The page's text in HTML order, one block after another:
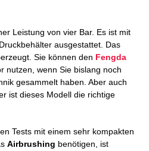
Leistung von vier Bar. Es ist mit
ausgestattet. Das
Sie können den Fengda
nutzen, wenn Sie bislang noch
gesammelt haben. Aber auch
ist dieses Modell die richtige
Tests mit einem sehr kompakten
Airbrushing benötigen, ist